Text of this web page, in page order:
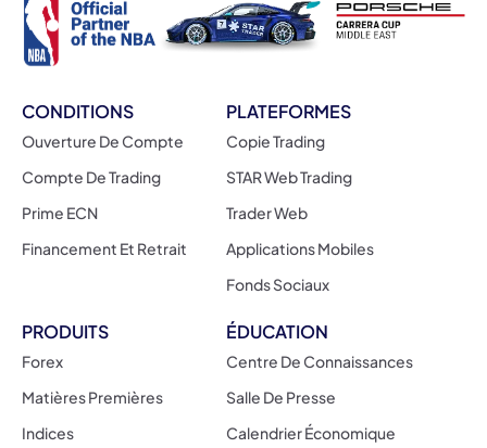
CONDITIONS
Ouverture De Compte
Compte De Trading
Prime ECN
Financement Et Retrait
PLATEFORMES
Copie Trading
STAR Web Trading
Trader Web
Applications Mobiles
Fonds Sociaux
PRODUITS
Forex
Matières Premières
Indices
ÉDUCATION
Centre De Connaissances
Salle De Presse
Calendrier Économique